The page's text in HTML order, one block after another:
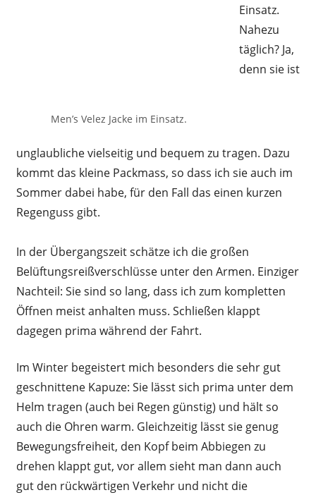
Men’s Velez Jacke im Einsatz.
Einsatz.
Nahezu
täglich? Ja,
denn sie ist
unglaubliche vielseitig und bequem zu tragen. Dazu
kommt das kleine Packmass, so dass ich sie auch im
Sommer dabei habe, für den Fall das einen kurzen
Regenguss gibt.
In der Übergangszeit schätze ich die großen
Belüftungsreißverschlüsse unter den Armen. Einziger
Nachteil: Sie sind so lang, dass ich zum kompletten
Öffnen meist anhalten muss. Schließen klappt
dagegen prima während der Fahrt.
Im Winter begeistert mich besonders die sehr gut
geschnittene Kapuze: Sie lässt sich prima unter dem
Helm tragen (auch bei Regen günstig) und hält so
auch die Ohren warm. Gleichzeitig lässt sie genug
Bewegungsfreiheit, den Kopf beim Abbiegen zu
drehen klappt gut, vor allem sieht man dann auch
gut den rückwärtigen Verkehr und nicht die